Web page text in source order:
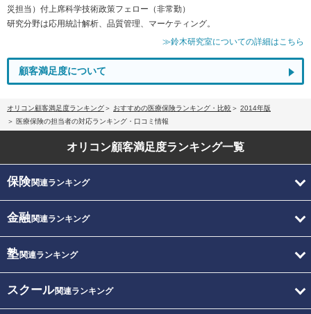
災担当）付上席科学技術政策フェロー（非常勤）
研究分野は応用統計解析、品質管理、マーケティング。
≫鈴木研究室についての詳細はこちら
顧客満足度について
オリコン顧客満足度ランキング おすすめの医療保険ランキング・比較
2014年版
医療保険の担当者の対応ランキング・口コミ情報
オリコン顧客満足度ランキング一覧
保険関連ランキング
金融関連ランキング
塾関連ランキング
スクール関連ランキング